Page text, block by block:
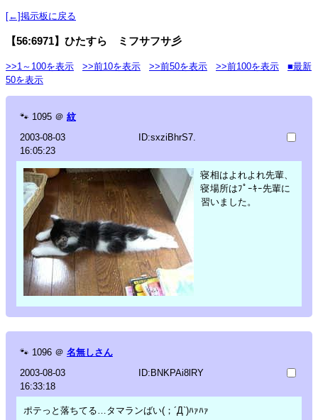
[←]掲示板に戻る
【56:6971】ひたすら ミフサフサ彡
>>1～100を表示 >>前10を表示 >>前50を表示 >>前100を表示
■最新
50を表示
🐾 1095 ＠ 紋
2003-08-03
16:05:23
ID:sxziBhrS7.
寝相はよれよれ先輩、
寝場所はﾌﾟｰｷｰ先輩に
習いました。
🐾 1096 ＠ 名無しさん
2003-08-03
16:33:18
ID:BNKPAi8lRY
ポテっと落ちてる…タマランばい(；´Д`)ﾊｧﾊｧ